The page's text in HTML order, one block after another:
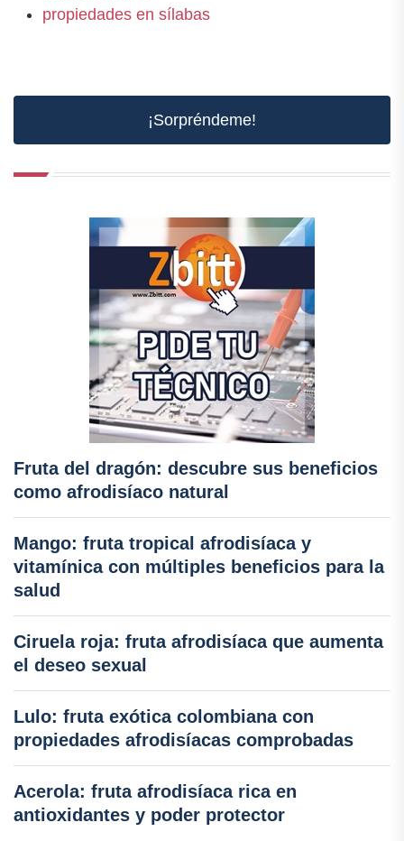
propiedades en sílabas
¡Sorpréndeme!
Fruta del dragón: descubre sus beneficios
como afrodisíaco natural
Mango: fruta tropical afrodisíaca y
vitamínica con múltiples beneficios para la
salud
Ciruela roja: fruta afrodisíaca que aumenta
el deseo sexual
Lulo: fruta exótica colombiana con
propiedades afrodisíacas comprobadas
Acerola: fruta afrodisíaca rica en
antioxidantes y poder protector